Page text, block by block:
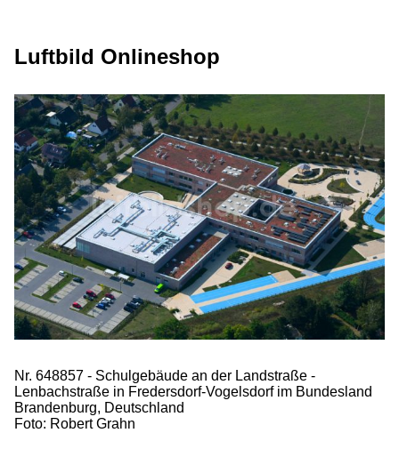
Luftbild Onlineshop
Nr. 648857 - Schulgebäude an der Landstraße -
Lenbachstraße in Fredersdorf-Vogelsdorf im Bundesland
Brandenburg, Deutschland
Foto: Robert Grahn